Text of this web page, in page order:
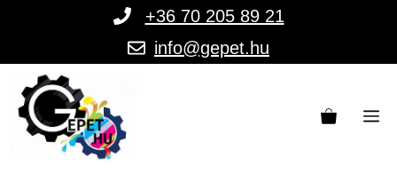
tartalomba
+36 70 205 89 21
info@gepet.hu